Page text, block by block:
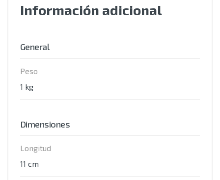
Información adicional
General
Peso
1 kg
Dimensiones
Longitud
11 cm